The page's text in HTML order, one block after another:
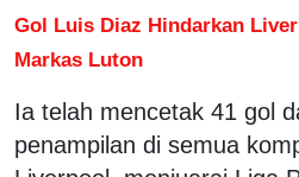
Gol Luis Diaz Hindarkan
Markas Luton
Ia telah mencetak 41 gol
penampilan di semua